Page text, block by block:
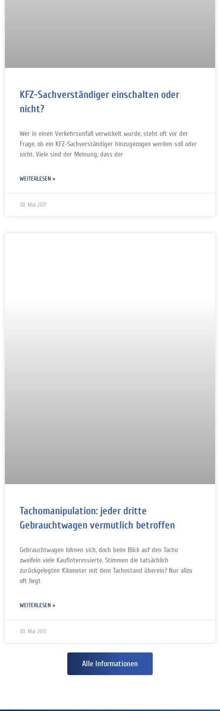
KFZ-Sachverständiger einschalten oder
nicht?
Wer in einen Verkehrsunfall verwickelt wurde, steht oft vor der
Frage, ob ein KFZ-Sachverständiger hinzugezogen werden soll oder
nicht. Viele sind der Meinung, dass der
WEITERLESEN »
30. Mai 2017
Tachomanipulation: jeder dritte
Gebrauchtwagen vermutlich betroffen
Gebrauchtwagen lohnen sich, doch beim Blick auf den Tacho
zweifeln viele Kaufinteressierte. Stimmen die tatsächlich
zurückgelegten Kilometer mit dem Tachostand überein? Nur allzu
oft liegt
WEITERLESEN »
30. Mai 2017
Alle Informationen